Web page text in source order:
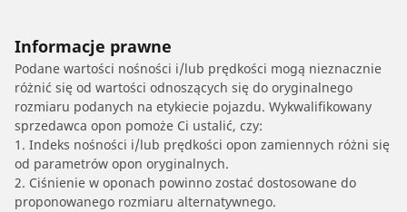
Informacje prawne
Podane wartości nośności i/lub prędkości mogą nieznacznie
różnić się od wartości odnoszących się do oryginalnego
rozmiaru podanych na etykiecie pojazdu. Wykwalifikowany
sprzedawca opon pomoże Ci ustalić, czy:
1. Indeks nośności i/lub prędkości opon zamiennych różni się
od parametrów opon oryginalnych.
2. Ciśnienie w oponach powinno zostać dostosowane do
proponowanego rozmiaru alternatywnego.